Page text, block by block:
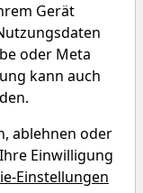
%
19:59 Uhr
Gerät
oder Meta
kann auch
ablehnen oder
Einwilligung
Einstellungen